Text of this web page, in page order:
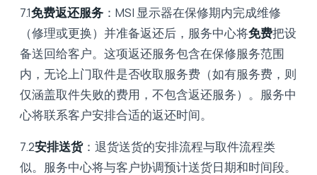
7.1免费返还服务 ：MSI 显示器在保修期内完成维修
（修理或更换）并准备返还后，服务中心将免费把设
备送回给客户。这项返还服务包含在保修服务范围
内，无论上门取件是否收取服务费（如有服务费，则
仅涵盖取件失败的费用，不包含返还服务）。服务中
心将联系客户安排合适的返还时间。
7.2安排送货：退货送货的安排流程与取件流程类
似。服务中心将与客户协调预计送货日期和时间段。